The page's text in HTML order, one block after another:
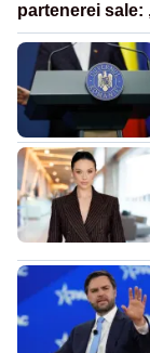
partenerei sale: